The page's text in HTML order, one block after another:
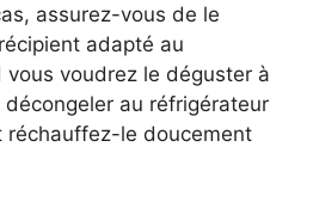
assurez-vous de le
adapté au
vous voudrez le déguster à
au réfrigérateur
réchauffez-le doucement